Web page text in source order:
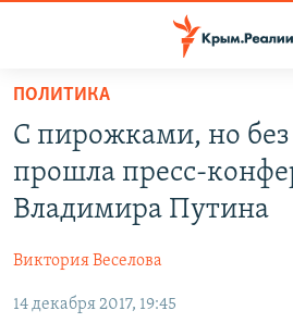
Вернуться
основному
содержанию
Вернутся
главной
навигации
Вернутся
СПЕЦПРОЕКТЫ
11 ЛЕТ ОККУПАЦИИ КРЫМА. 11
ВОДА
ЕЩЕ
ИНТЕРАКТИВ
РАДІО СВОБОДА
ПОЛИТИКА
С пирожками, но
прошла пресс-
Владимира Путина
Виктория Веселова
14 декабря 2017, 19:45